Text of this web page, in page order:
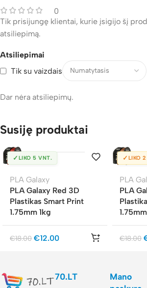
0
Atsiliepimai
Tik su vaizdais
Dar nėra atsiliepimų.
Tik prisijungę klientai, kurie įsigijo šį
atsiliepimą.
Susiję produktai
✓ LIKO 5 VNT.
PLA Galaxy
PLA Galaxy Red 3D
Plastikas Smart Print
1.75mm 1kg
€18.00 €12.00
✓ LIKO
PLA
PLA
€18.00
70.LT
Mano